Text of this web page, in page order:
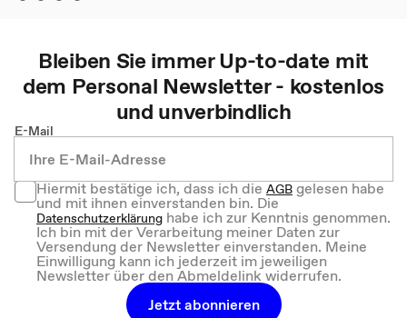
Bleiben Sie immer Up-to-date mit
dem Personal Newsletter - kostenlos
und unverbindlich
E-Mail
Hiermit bestätige ich, dass ich dieAGBgelesen habe
und mit ihnen einverstanden bin. Die
Datenschutzerklärung habe ich zur Kenntnis genommen.
Ich bin mit der Verarbeitung meiner Daten zur
Versendung der Newsletter einverstanden. Meine
Einwilligung kann ich jederzeit im jeweiligen
Newsletter über den Abmeldelink widerrufen.
Jetzt abonnieren